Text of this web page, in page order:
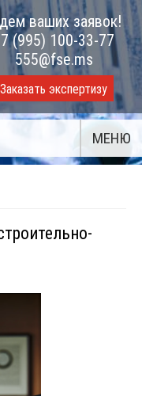
ваших заявок!
(995) 100-33-77
555@fse.ms
Заказать экспертизу
МЕНЮ